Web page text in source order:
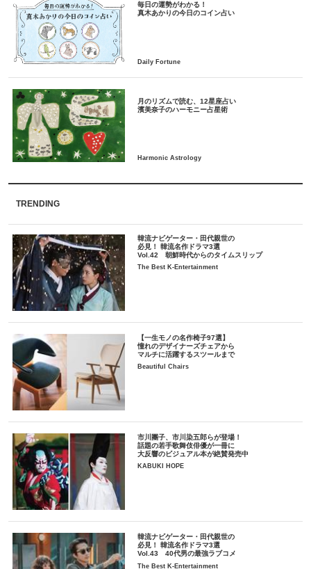
毎日の運勢がわかる！
月のリズムで読む、12星座占い
TRENDING
韓流ナビゲーター・田代親世の
必見！ 韓流名作ドラマ3選
Vol.42 朝鮮時代からのタイムスリップ
The Best K-Entertainment
【一生モノの名作椅子97選】
憧れのデザイナーズチェアから
マルチに活躍するスツールまで
Beautiful Chairs
市川團子、市川染五郎らが登場！
話題の若手歌舞伎俳優が一冊に
大反響のビジュアル本が絶賛発売中
KABUKI HOPE
韓流ナビゲーター・田代親世の
必見！ 韓流名作ドラマ3選
Vol.43 40代男の最強ラブコメ
The Best K-Entertainment